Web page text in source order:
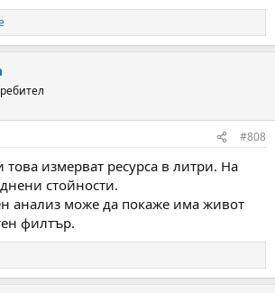
#808
това измерват ресурса в литри. На
стойности.
анализ може да покаже има живот
филтър.